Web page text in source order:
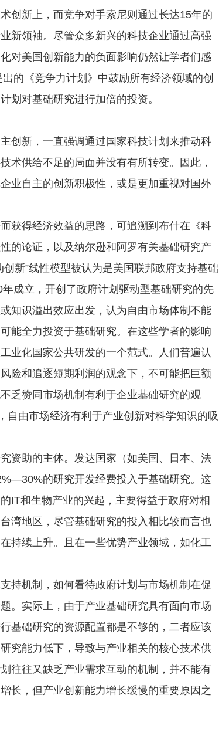
创新上，而竞争对手索尼则通过长达15年的
新领袖。尽管众多新兴的科技企业通过高强
对美国创新能力的负面影响仍然让学者们感
的《竞争力计划》中鼓励所有经济领域的创
划对基础研究进行加倍的投资。
新，一直强调通过国家科技计划来推动科
术供给不足的局面并没有有所转变。因此，
业自主的创新积极性，或是更加重视对国外
得经济效益的思路，可追溯到布什在《科
的论证，以及纳尔逊和阿罗有关基础研究产
新”线性模型被认为是美国联邦政府支持基础
成立，开创了政府计划驱动型基础研究的先
知识溢出效应出发，认为自由市场体制不能
能全力投资于基础研究。在这些学者的影响
业化国家公共研发的一个范式。人们普遍认
险和追逐短期利润的观念下，不可能把巨额
乏赞同市场机制有利于企业基础研究的观
自由市场经济有利于产业创新对科学知识的吸
助的主体。发达国家（如美国、日本、法
的研究开发经费投入于基础研究。这
IT和生物产业的兴起，主要得益于政府对相
湾地区，尽管基础研究的投入相比较而言也
持续上升。且在一些优势产业领域，如化工
机制，如何看待政府计划与市场机制在促
。实际上，由于产业基础研究具有面向市场
基础研究的资源配置都是不够的，二者应该
究能力低下，导致与产业相关的核心技术供
往往又缺乏产业需求互动的机制，并不能有
长，但产业创新能力增长缓慢的重要原因之